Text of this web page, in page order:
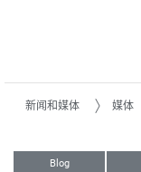
新闻和媒体 媒体
Blog